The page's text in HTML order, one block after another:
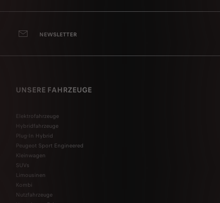
NEWSLETTER
UNSERE FAHRZEUGE
Elektrofahrzeuge
Hybridfahrzeuge
Plug-In Hybrid
Peugeot Sport Engineered
Kleinwagen
SUVs
Limousinen
Kombi
Nutzfahrzeuge